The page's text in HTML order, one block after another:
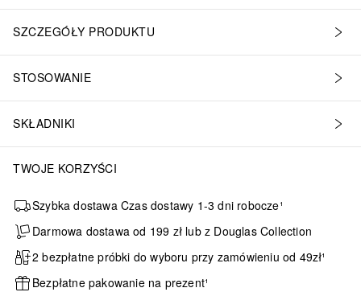
SZCZEGÓŁY PRODUKTU
STOSOWANIE
SKŁADNIKI
TWOJE KORZYŚCI
Szybka dostawa Czas dostawy 1-3 dni robocze¹
Darmowa dostawa od 199 zł lub z Douglas Collection
2 bezpłatne próbki do wyboru przy zamówieniu od 49zł¹
Bezpłatne pakowanie na prezent¹